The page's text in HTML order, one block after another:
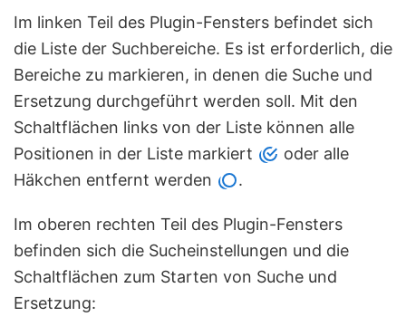
Im linken Teil des Plugin-Fensters befindet sich
die Liste der Suchbereiche. Es ist erforderlich, die
Bereiche zu markieren, in denen die Suche und
Ersetzung durchgeführt werden soll. Mit den
Schaltflächen links von der Liste können alle
Positionen in der Liste markiert
oder alle
Häkchen entfernt werden
.
Im oberen rechten Teil des Plugin-Fensters
befinden sich die Sucheinstellungen und die
Schaltflächen zum Starten von Suche und
Ersetzung: